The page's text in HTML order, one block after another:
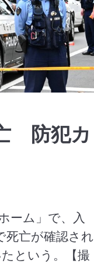
Video
防犯カ
ーム」で、入
死亡が確認され
という。【撮